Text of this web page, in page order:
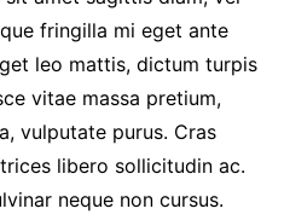
fringilla mi eget ante
leo mattis, dictum turpis
vitae massa pretium,
vulputate purus. Cras
libero sollicitudin ac.
neque non cursus.